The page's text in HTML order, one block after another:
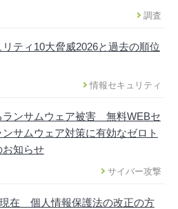
調査
ティ10大脅威2026と過去の順位
情報セキュリティ
ランサムウェア被害 無料WEBセ
ンサムウェア対策に有効なゼロト
お知らせ
サイバー攻撃
在 個人情報保護法の改正の方